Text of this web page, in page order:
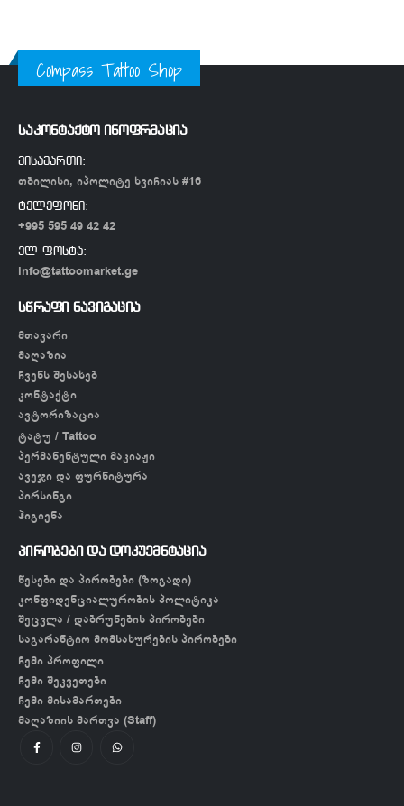
Compass Tattoo Shop
საკონტაქტო ინოფრმაცია
მისამართი:
თბილისი, იპოლიტე ხვიჩიას #16
ტელეფონი:
+995 595 49 42 42
ელ-ფოსტა:
info@tattoomarket.ge
სწრაფი ნავიგაცია
მთავარი
მაღაზია
ჩვენს შესახებ
კონტაქტი
ავტორიზაცია
ტატუ / Tattoo
პერმანენტული მაკიაჟი
ავეჯი და ფურნიტურა
პირსინგი
ჰიგიენა
პირობები და დოკუემნტაცია
წესები და პირობები (ზოგადი)
კონფიდენციალურობის პოლიტიკა
შეცვლა / დაბრუნების პირობები
საგარანტიო მომსახურების პირობები
ჩემი პროფილი
ჩემი შეკვეთები
ჩემი მისამართები
მაღაზიის მართვა (Staff)